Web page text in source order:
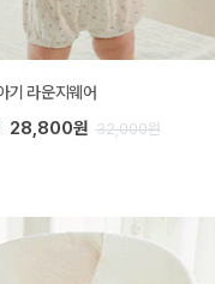
기 라운지웨어
28,800원 32,000원